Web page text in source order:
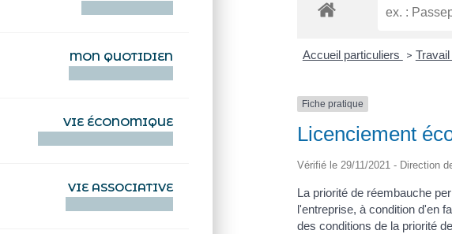
MON QUOTIDIEN
VIE ÉCONOMIQUE
VIE ASSOCIATIVE
Accueil particuliers >
Fiche pratique
Licenciement
Vérifié le 29/11/2021 - Direction
La priorité de réembauche
l'entreprise, à condition d'en
des conditions de la priorité